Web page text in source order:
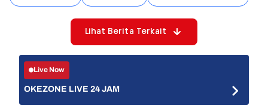
Lihat Berita Terkait
Live Now
OKEZONE LIVE 24 JAM